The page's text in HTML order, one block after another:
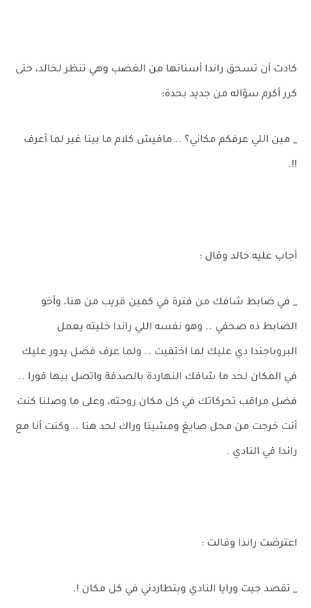
كادت أن تسحق راندا أسنانها من الغضب وهي تنظر لخالد، حتى
كرر أكرم سؤاله من جديد بحدة:
_ مين اللي عرفكم مكاني؟ .. مافيش كلام ما بينا غير لما أعرف
!!.
أجاب عليه خالد وقال :
_ في ضابط شافك من فترة في كمين قريب من هنا، وأخو
الضابط ده صحفي .. وهو نفسه اللي راندا خليته يعمل
البروباجندا دي عليك لما اختفيت .. ولما عرف فضل يدور عليك
في المكان لحد ما شافك النهاردة بالصدفة واتصل بيها فورا ..
فضل مراقب تحركاتك في كل مكان روحته، وعلى ما وصلنا كنت
أنت خرجت من محل صايغ ومشينا وراك لحد هنا .. وكنت أنا مع
راندا في النادي .
اعترضت راندا وقالت :
_ تقصد جيت ورايا النادي وبتطاردني في كل مكان !.